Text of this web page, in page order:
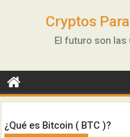
Cryptos
El futuro son las
¿Qué es Bitcoin ( BTC )?